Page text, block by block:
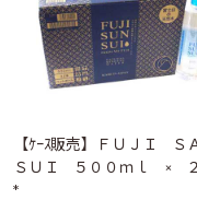
【ｹｰｽ販売】ＦＵＪＩ Ｓ
ＳＵＩ ５００ｍｌ ×
*